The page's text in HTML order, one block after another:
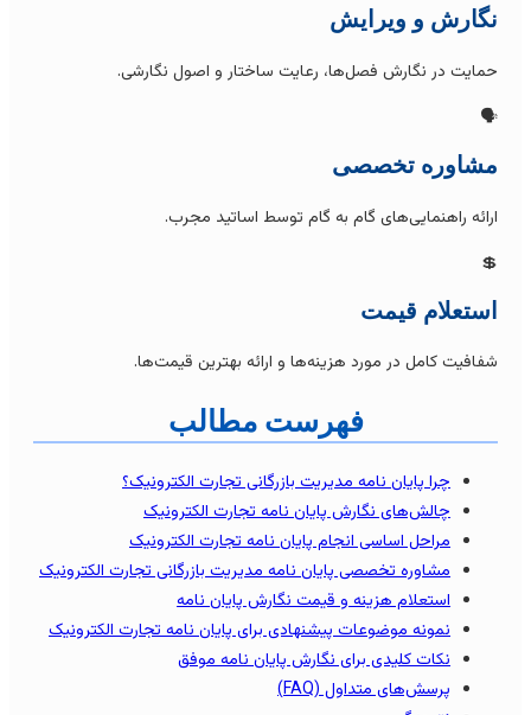
و ویرایش
در نگارش فصل‌ها، رعایت ساختار و اصول نگارشی.
تخصصی
راهنمایی‌های گام به گام توسط اساتید مجرب.
قیمت
کامل در مورد هزینه‌ها و ارائه بهترین قیمت‌ها.
فهرست مطالب
چرا پایان نامه مدیریت بازرگانی تجارت الکترونیک؟
چالش‌های نگارش پایان نامه تجارت الکترونیک
مراحل اساسی انجام پایان نامه تجارت الکترونیک
مشاوره تخصصی پایان نامه مدیریت بازرگانی تجارت الکترونیک
استعلام هزینه و قیمت نگارش پایان نامه
نمونه موضوعات پیشنهادی برای پایان نامه تجارت الکترونیک
نکات کلیدی برای نگارش پایان نامه موفق
پرسش‌های متداول (FAQ)